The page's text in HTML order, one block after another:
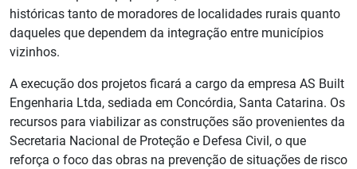
históricas tanto de moradores de localidades rurais quanto
daqueles que dependem da integração entre municípios
vizinhos.
A execução dos projetos ficará a cargo da empresa AS Built
Engenharia Ltda, sediada em Concórdia, Santa Catarina. Os
recursos para viabilizar as construções são provenientes da
Secretaria Nacional de Proteção e Defesa Civil, o que
reforça o foco das obras na prevenção de situações de risco